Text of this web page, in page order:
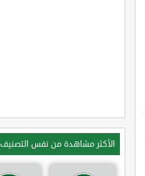
الأكثر مشاهدة من نفس التصنيف